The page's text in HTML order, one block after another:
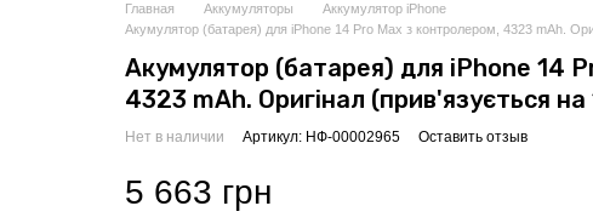
Главная Аккумуляторы
Аккумулятор iPhone
Акумулятор (батарея) для iPhone 14 Pro Max з контролером, 4323 mAh.
Акумулятор (батарея) для iPhone 14
4323 mAh. Оригінал (прив'язується на
Нет в наличии Артикул: НФ-00002965 Оставить отзыв
5 663 грн